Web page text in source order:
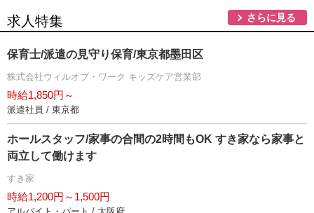
求人特集 さらに見る
保育士/派遣の見守り保育/東京都墨田区
株式会社ウィルオブ・ワーク キッズケア営業部
時給1,850円～
派遣社員 / 東京都
ホールスタッフ/家事の合間の2時間もOK すき家なら家事と
両立して働けます
すき家
時給1,200円～1,500円